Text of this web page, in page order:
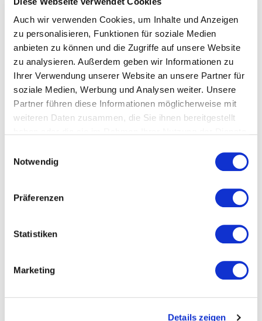
Auch wir verwenden Cookies, um Inhalte und Anzeigen
zu personalisieren, Funktionen für soziale Medien
anbieten zu können und die Zugriffe auf unsere Website
zu analysieren. Außerdem geben wir Informationen zu
Ihrer Verwendung unserer Website an unsere Partner für
soziale Medien, Werbung und Analysen weiter. Unsere
Partner führen diese Informationen möglicherweise mit
weiteren Daten zusammen, die Sie ihnen bereitgestellt
Notwendig
Präferenzen
Statistiken
Marketing
Details zeigen
verstellbare Pendelbrause
verstellbar auf "normal" und Brausestrahl
sehr massive Qualität
flexible Anschlussschläuche
separater, getrennt geführter Auslauf für
gefiltertes Trinkwasser
Einhebelmischer für den Brausestrahl
hergestellt in West-Europa
inkl. komplettem Anschlussmaterial
anschließen? Dann ordern Sie gleich den passenden